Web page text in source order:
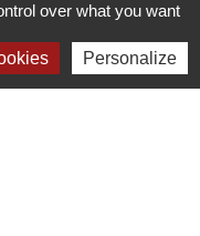
over what you want
Personalize